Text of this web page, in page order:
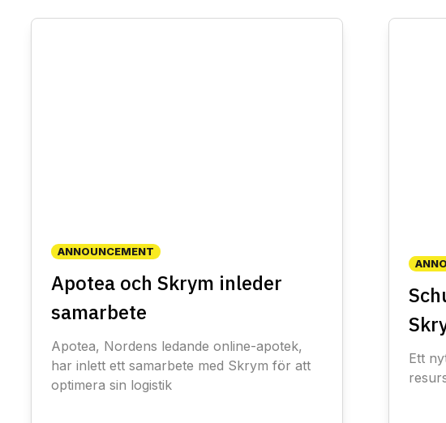
ANNOUNCEMENT
Apotea och Skrym inleder
samarbete
Apotea, Nordens ledande online-apotek,
har inlett ett samarbete med Skrym för att
optimera sin logistik
Ett